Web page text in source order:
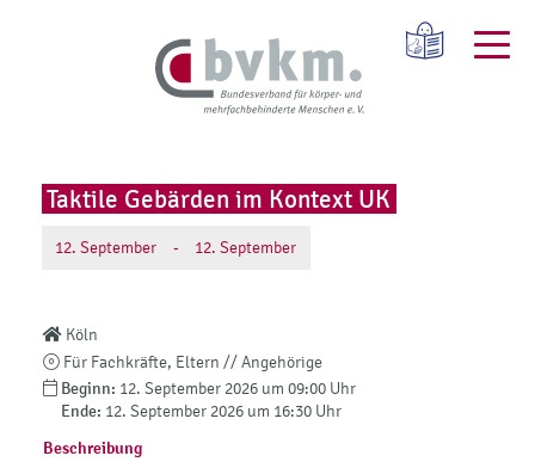
Taktile Gebärden im Kontext UK
12.September - 12.September
Köln
Für Fachkräfte, Eltern // Angehörige
Beginn: 12. September 2026 um 09:00 Uhr
Ende: 12. September 2026 um 16:30 Uhr
Beschreibung